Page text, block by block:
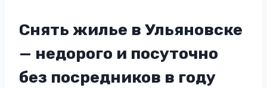
Снять жилье в Ульяновске
— недорого и посуточно
без посредников в году